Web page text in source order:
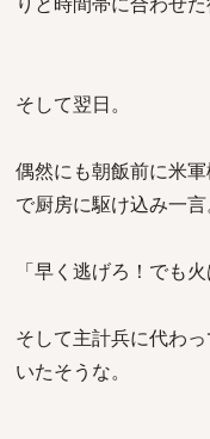
そして翌日。
偶然にも朝飯前に米
で厨房に駆け込み一言
「早く逃げろ！でも
そして主計兵に代わ
いたそうな。